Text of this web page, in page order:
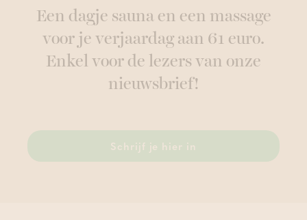
Een dagje sauna en een massage
voor je verjaardag aan 61 euro.
Enkel voor de lezers van onze
nieuwsbrief!
Schrijf je hier in